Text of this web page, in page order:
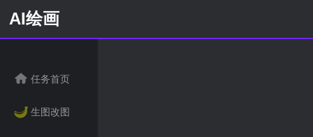
AI绘画
任务首页
生图改图